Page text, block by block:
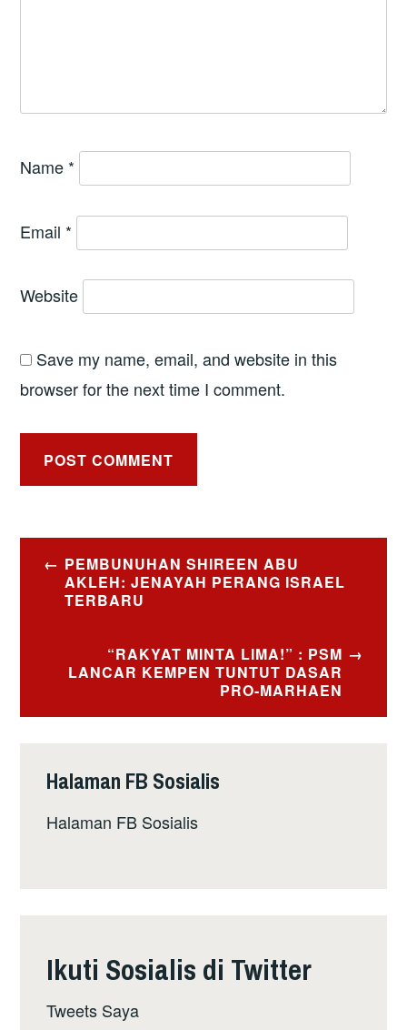
Name *
Email *
Website
Save my name, email, and website in this
browser for the next time I comment.
Post
navigation
PEMBUNUHAN SHIREEN ABU
AKLEH: JENAYAH PERANG ISRAEL
TERBARU
“RAKYAT MINTA LIMA!” : PSM
LANCAR KEMPEN TUNTUT DASAR
PRO-MARHAEN
Halaman FB Sosialis
Halaman FB Sosialis
Ikuti Sosialis di Twitter
Tweets Saya